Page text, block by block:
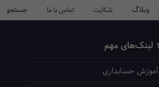
وبلاگ شکایت تماس با ما جستجو
لینک‌های مهم
آموزش حسابداری